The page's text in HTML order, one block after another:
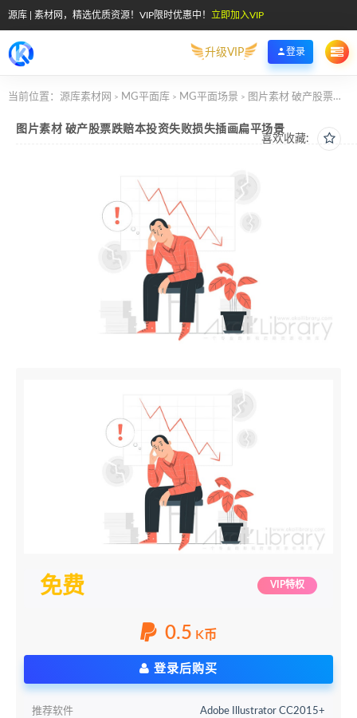
源库 | 素材网，精选优质资源！VIP限时优惠中！ 立即加入VIP
升级VIP 登录
当前位置： 源库素材网 > MG平面库 > MG平面场景 > 图片素材 破产股票跌赔本投资失败损失插画扁平场景
喜欢收藏:
图片素材 破产股票跌赔本投资失败损失插画扁平场景
免费 VIP特权
0.5 K币
登录后购买
推荐软件 Adobe Illustrator CC2015+